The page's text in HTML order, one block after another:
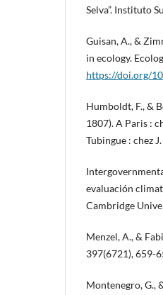
Selva”. Instituto
Guisan, A., &
in ecology.
https://doi.org/
Humboldt, F., &
1807). A Paris :
Tubingue : chez
evaluación
Cambridge
Menzel, A., &
397(6721), 659-
Montenegro, G.,